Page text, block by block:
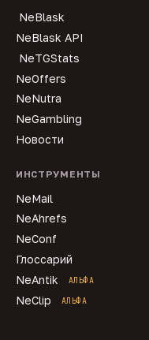
NeBlask
NeBlask API
NeTGStats
NeOffers
NeNutra
NeGambling
Новости
ИНСТРУМЕНТЫ
NeMail
NeAhrefs
NeConf
Глоссарий
NeAntik
АЛЬФА
NeClip АЛЬФА